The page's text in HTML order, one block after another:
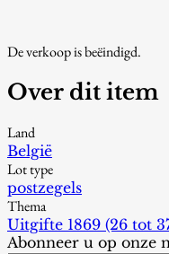
De verkoop is beëindigd.
Over dit item
Land
België
Lot type
postzegels
Thema
Uitgifte 1869 (26 tot
Abonneer u op onze